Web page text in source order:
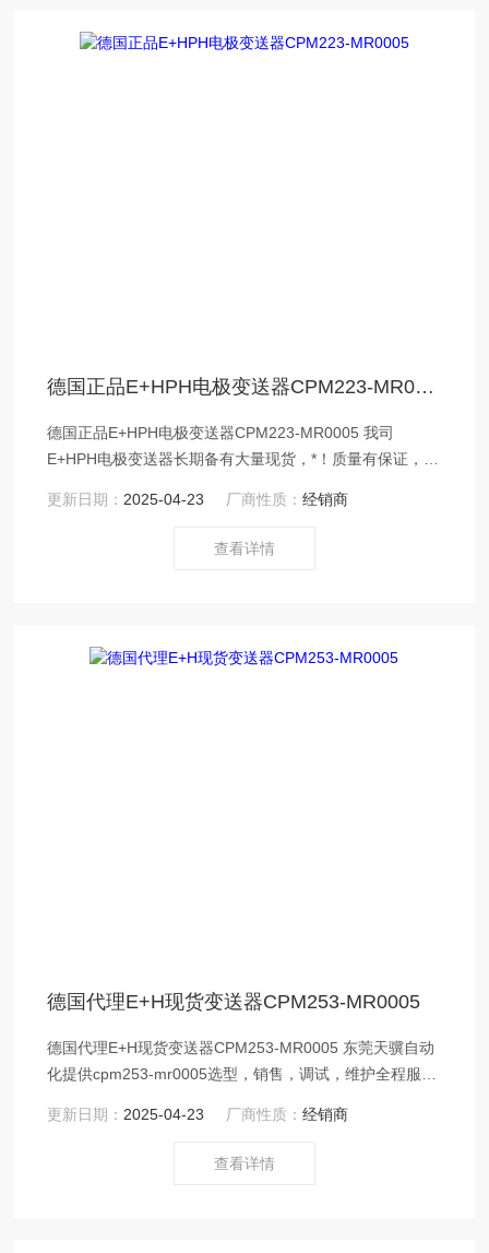
德国正品E+HPH电极变送器CPM223-MR0005
德国正品E+HPH电极变送器CPM223-MR0005 我司
E+HPH电极变送器长期备有大量现货，*！质量有保证，欢
为客户提供高质量的，*的自动化产品和高效能的系统解决
方案，从Z初的规划与设计，工程与实施，到安装与调试，
更新日期： 2025-04-23 厂商性质：经销商
查看详情
德国代理E+H现货变送器CPM253-MR0005
德国代理E+H现货变送器CPM253-MR0005 东莞天骥自动
化提供cpm253-mr0005选型，销售，调试，维护全程服
术，质量的原则，与国内许多建立了广泛的合作关系。公
司专业代理：美国博雷Bray阀门、德国E+H仪表、美国
更新日期： 2025-04-23 厂商性质：经销商
查看详情